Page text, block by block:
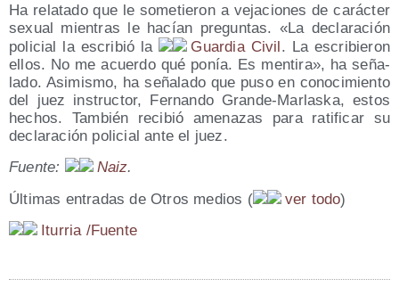
Ha rela­ta­do que le some­tie­ron a veja­cio­nes de carác­ter
sexual mien­tras le hacían pre­gun­tas. «La decla­ra­ción
poli­cial la escri­bió la
Guar­dia Civil. La escri­bie­ron
ellos. No me acuer­do qué ponía. Es men­ti­ra», ha seña­
la­do. Asi­mis­mo, ha seña­la­do que puso en cono­ci­mien­to
del juez ins­truc­tor, Fer­nan­do Gran­de-Mar­las­ka, estos
hechos. Tam­bién reci­bió ame­na­zas para rati­fi­car su
decla­ra­ción poli­cial ante el juez.
Fuen­te:
Naiz.
Últi­mas entra­das de Otros medios ( ver todo)
Itu­rria /​Fuen­te